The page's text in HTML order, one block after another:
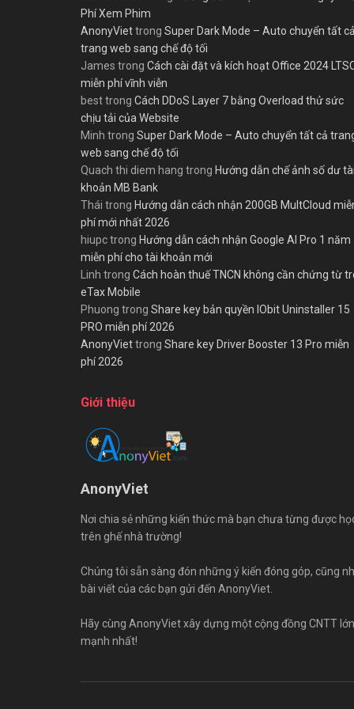
Phí Xem Phim
AnonyViettrong Super Dark Mode – Auto chuyển tất cả
trang web sang chế độ tối
James trong Cách cài đặt và kích hoạt Office 2024
miễn phí vĩnh viễn
besttrong Cách DDoS Layer 7 bằng Overload thử sức
chịu tải của Website
Minh trong Super Dark Mode – Auto chuyển tất cả
web sang chế độ tối
Quach thi diem hang trong Hướng dẫn chế ảnh số dư tài
khoản MB Bank
Thái trong Hướng dẫn cách nhận 200GB MultCloud
phí mới nhất 2026
hiupctrong Hướng dẫn cách nhận Google AI Pro 1 năm
miễn phí cho tài khoản mới
Linh trong Cách hoàn thuế TNCN không cần chứng từ
eTax Mobile
Phuong trong Share key bản quyền IObit Uninstaller 15
PRO miễn phí 2026
AnonyViettrong Share key Driver Booster 13 Pro miễn
phí 2026
Giới thiệu
AnonyViet
Nơi chia sẻ những kiến thức mà bạn chưa từng được
trên ghế nhà trường!
Chúng tôi sẵn sàng đón những ý kiến đóng góp, cũng
bài viết của các bạn gửi đến AnonyViet.
Hãy cùng AnonyViet xây dựng một cộng đồng CNTT lớn
mạnh nhất!